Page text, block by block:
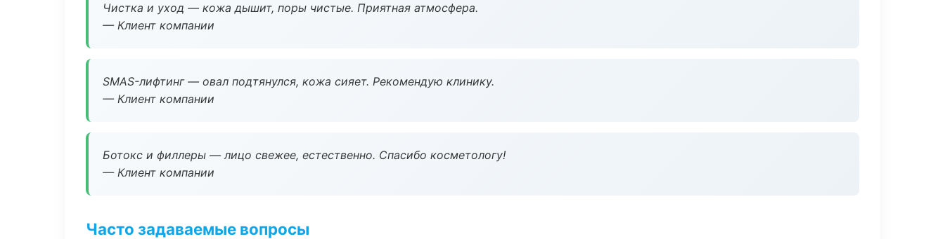
Чистка и уход — кожа дышит, поры чистые. Приятная атмосфера.
— Клиент компании
SMAS-лифтинг — овал подтянулся, кожа сияет. Рекомендую клинику.
— Клиент компании
Ботокс и филлеры — лицо свежее, естественно. Спасибо косметологу!
— Клиент компании
Часто задаваемые вопросы